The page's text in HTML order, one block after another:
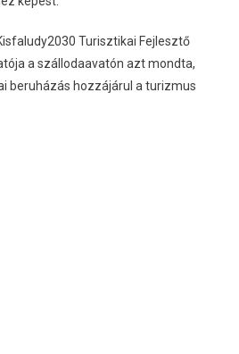
Turisztikai Fejlesztő
a szállodaavatón azt mondta,
beruházás hozzájárul a turizmus